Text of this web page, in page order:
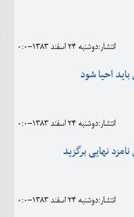
انتشار:دوشنبه 24 اسفند 1383-0:0
احيا شود
انتشار:دوشنبه 24 اسفند 1383-0:0
نهایی برگزید
انتشار:دوشنبه 24 اسفند 1383-0:0